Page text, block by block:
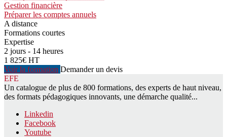
Gestion financière
Préparer les comptes annuels
A distance
Formations courtes
Expertise
2 jours - 14 heures
1 825€ HT
Voir la formation Demander un devis
EFE
Un catalogue de plus de 800 formations, des experts de haut niveau,
des formats pédagogiques innovants, une démarche qualité...
Linkedin
Facebook
Youtube